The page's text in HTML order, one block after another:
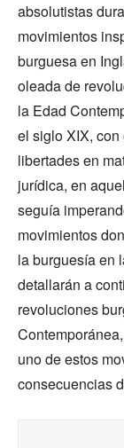
absolutistas
movimientos
burguesa en
oleada de
la Edad
el siglo XIX,
libertades en
jurídica, en
seguía
movimientos
la burguesía en
detallarán a
revoluciones
uno de estos
consecuencias